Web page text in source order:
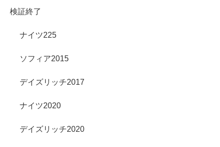
検証終了
ナイツ225
ソフィア2015
デイズリッチ2017
ナイツ2020
デイズリッチ2020